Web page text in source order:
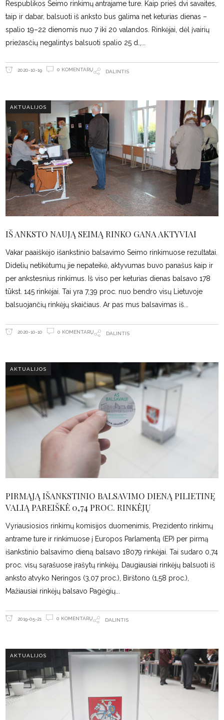
Respublikos Seimo rinkimų antrajame ture. Kaip prieš dvi savaites,
taip ir dabar, balsuoti iš anksto bus galima net keturias dienas –
spalio 19–22 dienomis nuo 7 iki 20 valandos. Rinkėjai, dėl įvairių
priežasčių negalintys balsuoti spalio 25 d.,
2020-10-19 0 KOMENTARŲ DALINTIS
AKTUALIJOS
IŠ ANKSTO NAUJĄ SEIMĄ RINKO GANA AKTYVIAI
Vakar paaiškėjo išankstinio balsavimo Seimo rinkimuose rezultatai.
Didelių netikėtumų jie nepateikė, aktyvumas buvo panašus kaip ir
per ankstesnius rinkimus. Iš viso per keturias dienas balsavo 178
tūkst. 145 rinkėjai. Tai yra 7,39 proc. nuo bendro visų Lietuvoje
balsuojančių rinkėjų skaičiaus. Ar pas mus balsavimas iš
2020-10-10 0 KOMENTARŲ DALINTIS
AKTUALIJOS
PIRMĄJĄ IŠANKSTINIO BALSAVIMO DIENĄ PILIETINĘ
VALIĄ PAREIŠKĖ 0,74 PROC. RINKĖJŲ
Vyriausiosios rinkimų komisijos duomenimis, Prezidento rinkimų
antrame ture ir rinkimuose į Europos Parlamentą (EP) per pirmą
išankstinio balsavimo dieną balsavo 18079 rinkėjai. Tai sudaro 0,74
proc. visų sąrašuose įrašytų rinkėjų. Daugiausiai rinkėjų balsuoti iš
anksto atvyko Neringos (3,07 proc.), Birštono (1,58 proc.),
Mažiausiai rinkėjų balsavo Pagėgių
2019-05-21 0 KOMENTARŲ DALINTIS
AKTUALIJOS